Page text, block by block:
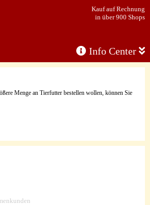
Info Center
Kauf auf Rechnung
in über 900 Shops
Menge an Tierfutter bestellen wollen, können Sie